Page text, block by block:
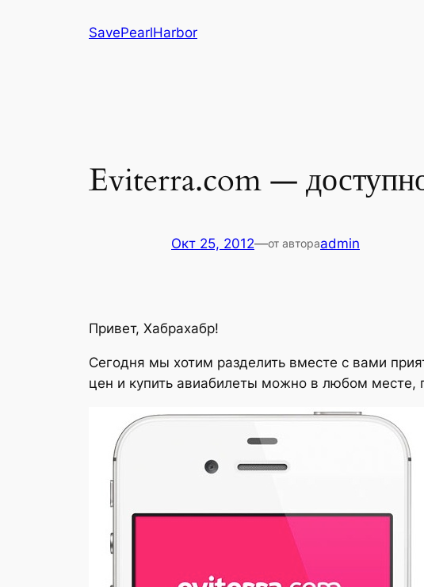
SavePearlHarbor
Eviterra.com —
Окт 25, 2012—от автораadmin
Привет, Хабрахабр!
Сегодня мы хотим разделить вместе с вами
цен и купить авиабилеты можно в любом месте,